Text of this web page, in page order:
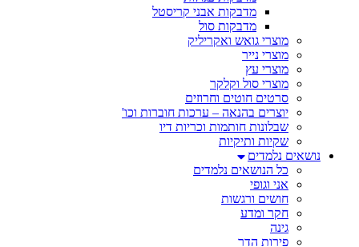
מדבקות אבני קריסטל
מדבקות סול
מוצרי גואש ואקריליק
מוצרי נייר
מוצרי עץ
מוצרי סול וקלקר
סרטים חוטים וחרוזים
יוצרים בהנאה – ערכות חוברות וכו'
שבלונות חותמות וכריות דיו
שקיות ותיקיות
נושאים נלמדים
כל הנושאים נלמדים
אני וגופי
חושים ורגשות
חקר ומדע
גינה
פירות הדר